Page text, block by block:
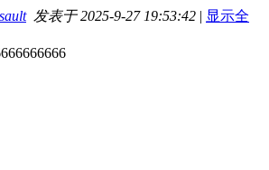
发表于 2025-9-27 19:53:42 | 显示全